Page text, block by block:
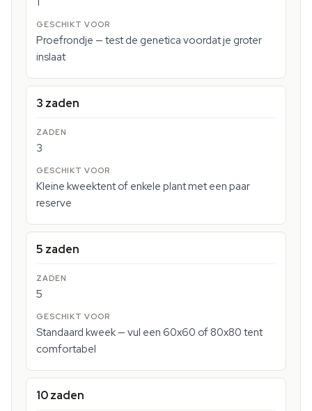
Proefrondje — test de genetica voordat je groter
inslaat
3 zaden
3
Kleine kweektent of enkele plant met een paar
reserve
5 zaden
5
Standaard kweek — vul een 60x60 of 80x80 tent
comfortabel
10 zaden